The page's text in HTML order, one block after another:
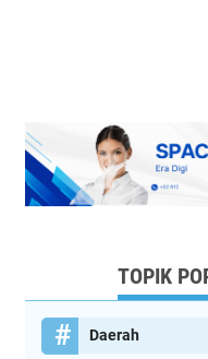
TOPIK
Daerah